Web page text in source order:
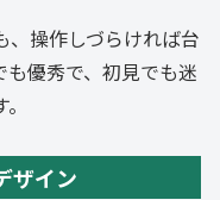
、操作しづらければ台
優秀で、初見でも迷
ザイン